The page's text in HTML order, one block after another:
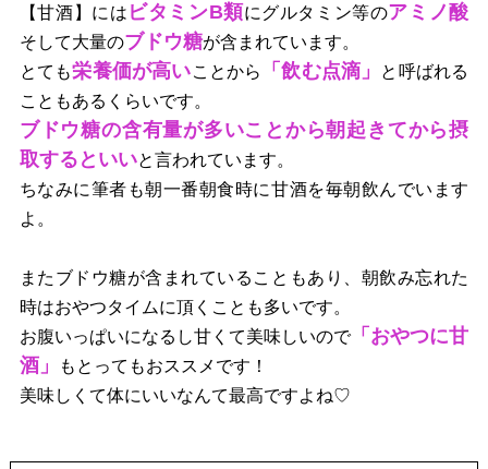
【甘酒】には ビタミンB類にグルタミン等のアミノ酸
そして大量のブドウ糖が含まれています。
とても栄養価が高いことから 「飲む点滴」
と呼ばれる
こともあるくらいです。
ブドウ糖の含有量が多いことから朝起きてから摂
取するといいと言われています。
ちなみに筆者も朝一番朝食時に甘酒を毎朝飲んでいます
よ。
またブドウ糖が含まれていることもあり、朝飲み忘れた
時はおやつタイムに頂くことも多いです。
お腹いっぱいになるし甘くて美味しいので「おやつに甘
酒」
もとってもおススメです！
美味しくて体にいいなんて最高ですよね♡